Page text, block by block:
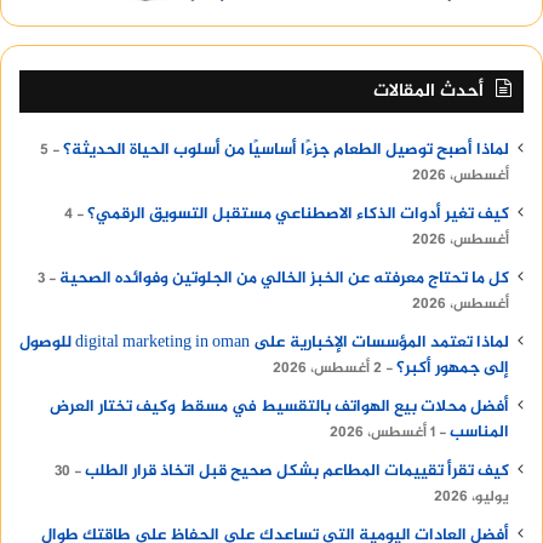
يعد الخط الساخن وسيلة سهلة وسريعة
للمستثمرين للتواصل مع الهيئة دون الحاجة لزيارة
مكاتبها.
الإلكتروني، تقدم الهيئة خدمة البريد الإلكتروني
عبر العنوان
يمكن للمستثمرين إرسال استفساراتهم
ومقترحاتهم أو حتى شكاواهم مباشرة من خلال
هذا البريد.
يعمل فريق مختص على متابعة البريد الإلكتروني
بشكل دوري لضمان الرد على الرسائل بسرعة
وكفاءة.
تعتبر هذه الوسيلة حل مثالي للمستثمرين الذين
يفضلون التواصل المكتوب أو الذين يتواجدون
خارج البلاد.
أحدث المقالات
لماذا أصبح توصيل الطعام جزءًا أساسيًا من أسلوب الحياة الحديثة؟
5
أغسطس، 2026
كيف تغير أدوات الذكاء الاصطناعي مستقبل التسويق الرقمي؟ 4
أغسطس، 2026
كل ما تحتاج معرفته عن الخبز الخالي من الجلوتين وفوائده الصحية
3
أغسطس، 2026
لماذا تعتمد المؤسسات الإخبارية على digital marketing in oman للوصول
إلى جمهور أكبر؟ 2 أغسطس، 2026
أفضل محلات بيع الهواتف بالتقسيط في مسقط وكيف تختار العرض
المناسب 1 أغسطس، 2026
كيف تقرأ تقييمات المطاعم بشكل صحيح قبل اتخاذ قرار الطلب
30
يوليو، 2026
أفضل العادات اليومية التي تساعدك على الحفاظ على طاقتك طوال